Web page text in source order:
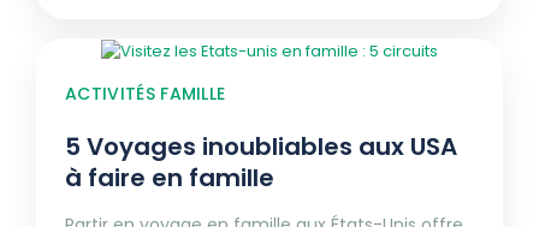
ACTIVITÉS FAMILLE
5 Voyages inoubliables aux USA
à faire en famille